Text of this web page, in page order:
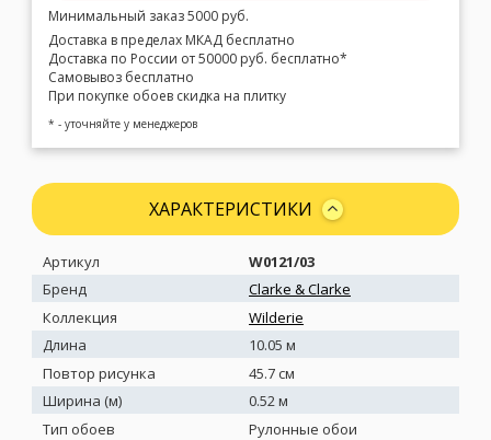
Минимальный заказ 5000 руб.
Доставка в пределах МКАД бесплатно
Доставка по России от 50000 руб. бесплатно*
Самовывоз бесплатно
При покупке обоев скидка на плитку
* - уточняйте у менеджеров
ХАРАКТЕРИСТИКИ
Артикул
W0121/03
Бренд
Clarke & Clarke
Коллекция
Wilderie
Длина
10.05 м
Повтор рисунка
45.7 см
Ширина (м)
0.52 м
Тип обоев
Рулонные обои